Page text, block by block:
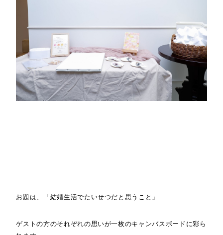
お題は、「結婚生活でたいせつだと思うこと」
ゲストの方のそれぞれの思いが一枚のキャンバスボードに彩ら